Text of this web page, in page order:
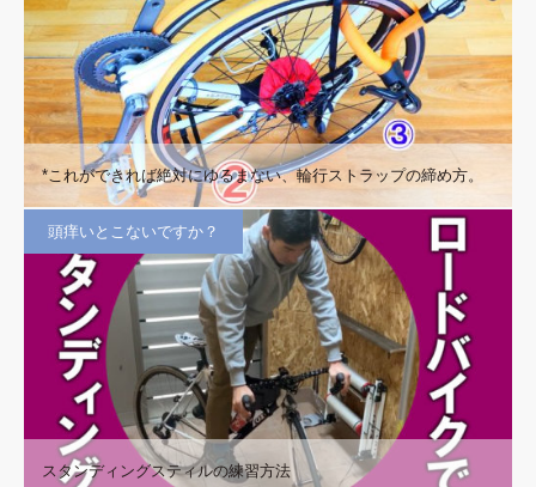
*これができれば絶対にゆるまない、輪行ストラップの締め方。
頭痒いとこないですか？
スタンディングスティルの練習方法